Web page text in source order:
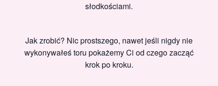
słodkościami.
Jak zrobić? Nic prostszego, nawet jeśli nigdy nie
wykonywałeś toru pokażemy Ci od czego zacząć
krok po kroku.